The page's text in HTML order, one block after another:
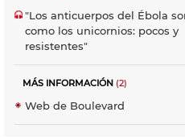
"Los anticuerpos del Ébola
como los unicornios: pocos y
resistentes"
MÁS INFORMACIÓN (2)
Web de Boulevard